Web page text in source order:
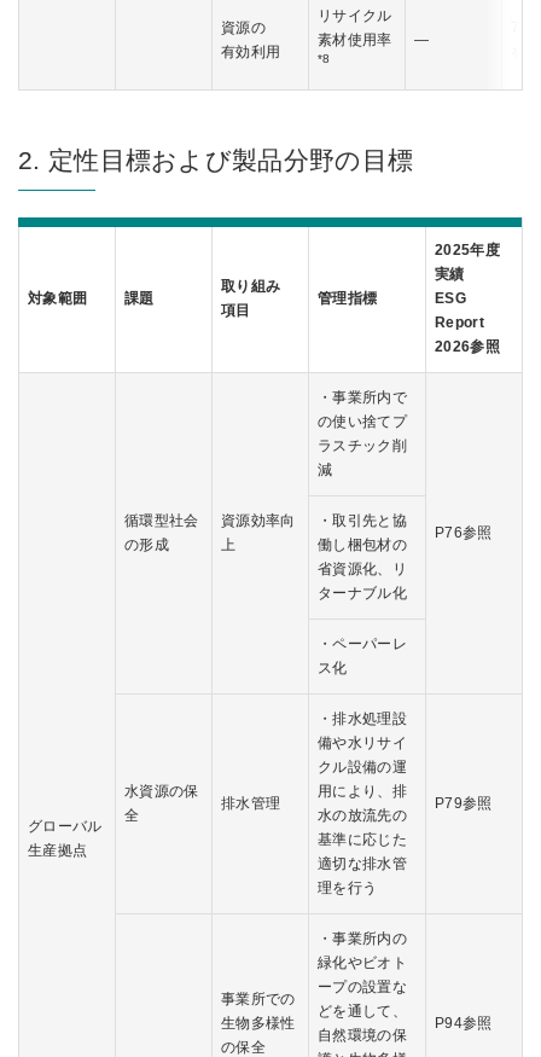
資源の
有効利用
リサイクル
素材使用率
*8
―
2. 定性目標および製品分野の目標
対象範囲 課題
取り組み
項目
管理指標
2025年度
実績
ESG
Report
2026参照
グローバル
生産拠点
循環型社会
の形成
資源効率向
上
・事業所内で
の使い捨てプ
ラスチック削
減
P76参照
・取引先と協
働し梱包材の
省資源化、リ
ターナブル化
・ペーパーレ
ス化
水資源の保
全
排水管理
・排水処理設
備や水リサイ
クル設備の運
用により、排
水の放流先の
基準に応じた
適切な排水管
理を行う
P79参照
事業所での
生物多様性
の保全
・事業所内の
緑化やビオト
ープの設置な
どを通して、
自然環境の保
P94参照